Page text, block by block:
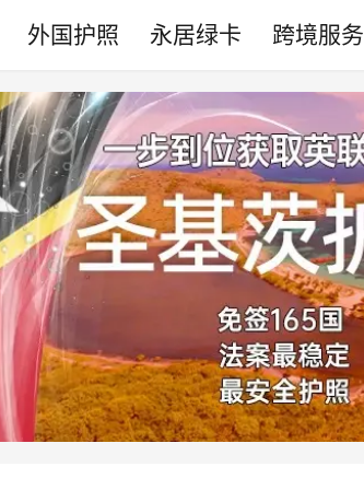
外国护照 永居绿卡 跨境服务